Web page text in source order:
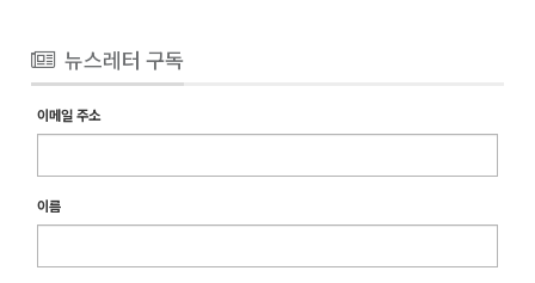
뉴스레터 구독
이메일 주소
이름